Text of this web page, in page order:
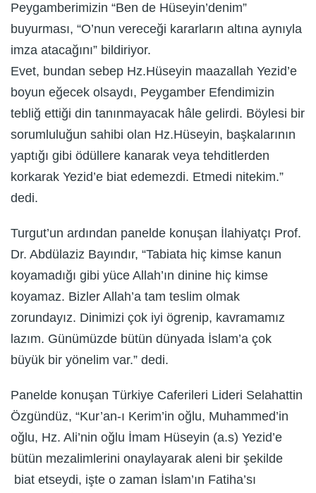
Peygamberimizin “Ben de Hüseyin’denim”
buyurması, “O’nun vereceği kararların altına aynıyla
imza atacağını” bildiriyor.
Evet, bundan sebep Hz.Hüseyin maazallah Yezid’e
boyun eğecek olsaydı, Peygamber Efendimizin
tebliğ ettiği din tanınmayacak hâle gelirdi. Böylesi bir
sorumluluğun sahibi olan Hz.Hüseyin, başkalarının
yaptığı gibi ödüllere kanarak veya tehditlerden
korkarak Yezid’e biat edemezdi. Etmedi nitekim.”
dedi.
Turgut’un ardından panelde konuşan İlahiyatçı Prof.
Dr. Abdülaziz Bayındır, “Tabiata hiç kimse kanun
koyamadığı gibi yüce Allah’ın dinine hiç kimse
koyamaz. Bizler Allah’a tam teslim olmak
zorundayız. Dinimizi çok iyi ögrenip, kavramamız
lazım. Günümüzde bütün dünyada İslam’a çok
büyük bir yönelim var.” dedi.
Panelde konuşan Türkiye Caferileri Lideri Selahattin
Özgündüz, “Kur’an-ı Kerim’in oğlu, Muhammed’in
oğlu, Hz. Ali’nin oğlu İmam Hüseyin (a.s) Yezid’e
bütün mezalimlerini onaylayarak aleni bir şekilde
biat etseydi, işte o zaman İslam’ın Fatiha’sı